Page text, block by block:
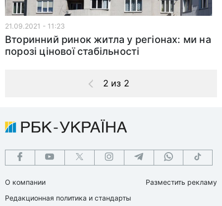
21.09.2021 - 11:23
Вторинний ринок житла у регіонах: ми на
порозі цінової стабільності
2 из 2
О компании
Редакционная политика и стандарты
Разместить рекламу